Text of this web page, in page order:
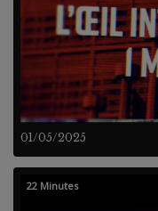
01/05/2025
22 Minutes